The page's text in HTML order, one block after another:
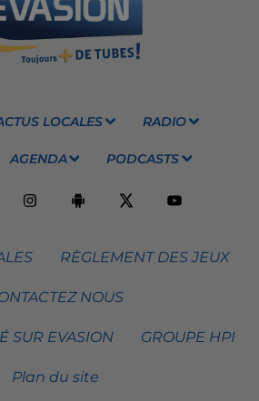
LOCALES RADIO
AGENDA PODCASTS
RÈGLEMENT DES JEUX
NOUS
SUR EVASION GROUPE HPI
Plan du site